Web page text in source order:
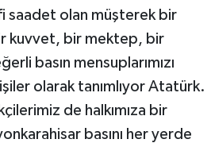
saadet olan müşterek bir
kuvvet, bir mektep, bir
basın mensuplarımızı
olarak tanımlıyor Atatürk.
de halkımıza bir
basını her yerde